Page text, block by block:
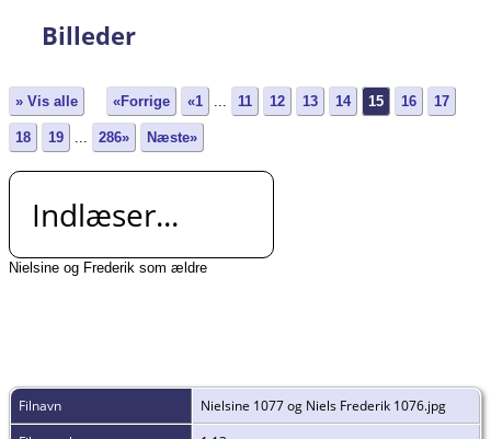
Billeder
» Vis alle «Forrige «1 ... 11 12 13 14 15 16 17
18 19 ... 286» Næste»
Indlæser...
Nielsine og Frederik som ældre
Filnavn
Nielsine 1077 og Niels Frederik 1076.jpg